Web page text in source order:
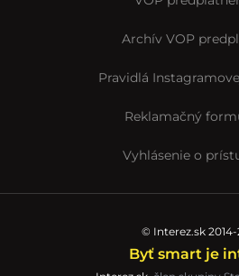
Archív VOP
Pravidlá
Reklamačný
Vyhlásenie o
© Interez.sk 2014-
Byť smart je